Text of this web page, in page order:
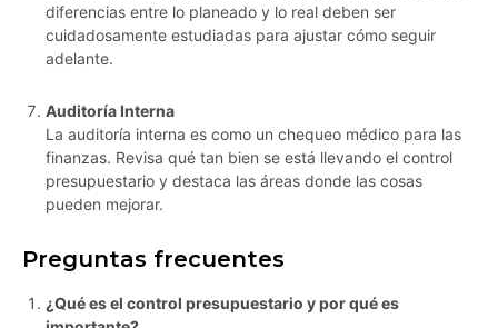
diferencias entre lo planeado y lo real deben ser
cuidadosamente estudiadas para ajustar cómo seguir
adelante.
Auditoría Interna
La auditoría interna es como un chequeo médico para las
finanzas. Revisa qué tan bien se está llevando el control
presupuestario y destaca las áreas donde las cosas
pueden mejorar.
Preguntas frecuentes
¿Qué es el control presupuestario y por qué es